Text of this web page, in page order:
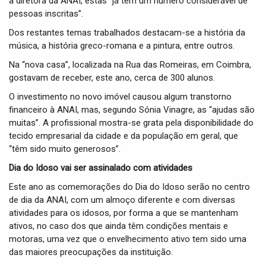
pessoas inscritas”.
Dos restantes temas trabalhados destacam-se a história da
música, a história greco-romana e a pintura, entre outros.
Na “nova casa”, localizada na Rua das Romeiras, em Coimbra,
gostavam de receber, este ano, cerca de 300 alunos.
O investimento no novo imóvel causou algum transtorno
financeiro à ANAI, mas, segundo Sónia Vinagre, as “ajudas são
muitas”. A profissional mostra-se grata pela disponibilidade do
tecido empresarial da cidade e da população em geral, que
“têm sido muito generosos”.
Dia do Idoso vai ser assinalado com atividades
Este ano as comemorações do Dia do Idoso serão no centro
de dia da ANAI, com um almoço diferente e com diversas
atividades para os idosos, por forma a que se mantenham
ativos, no caso dos que ainda têm condições mentais e
motoras, uma vez que o envelhecimento ativo tem sido uma
das maiores preocupações da instituição.